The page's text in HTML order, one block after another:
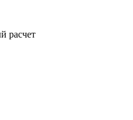
расчет